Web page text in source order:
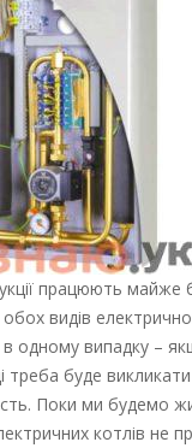
працюють
обох видів
одному випадку –
треба буде
Поки ми будемо
котлів не